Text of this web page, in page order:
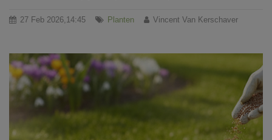
27 Feb 2026,14:45 Planten Vincent Van Kerschaver